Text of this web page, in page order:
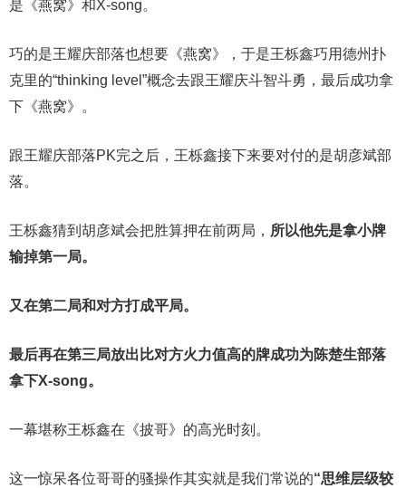
是《燕窝》和X-song。
巧的是王耀庆部落也想要《燕窝》，于是王栎鑫巧用德州扑
克里的“thinking level”概念去跟王耀庆斗智斗勇，最后成功拿
下《燕窝》。
跟王耀庆部落PK完之后，王栎鑫接下来要对付的是胡彦斌部
落。
王栎鑫猜到胡彦斌会把胜算押在前两局， 所以他先是拿小牌
输掉第一局。
又在第二局和对方打成平局。
最后再在第三局放出比对方火力值高的牌成功为陈楚生部落
拿下X-song。
一幕堪称王栎鑫在《披哥》的高光时刻。
这一惊呆各位哥哥的骚操作其实就是我们常说的“思维层级较